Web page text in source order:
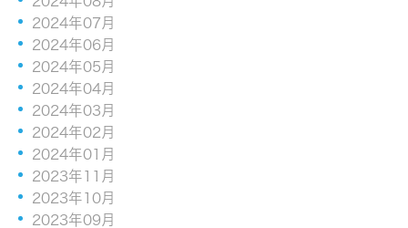
2024年07月
2024年06月
2024年05月
2024年04月
2024年03月
2024年02月
2024年01月
2023年11月
2023年10月
2023年09月